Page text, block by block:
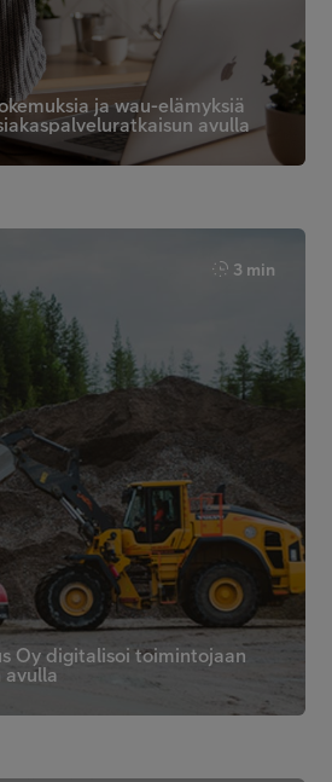
ja wau-elämyksiä
avulla
3 min
Oy digitalisoi toimintojaan
avulla